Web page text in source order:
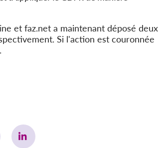
et faz.net a maintenant déposé deux
Si l'action est couronnée